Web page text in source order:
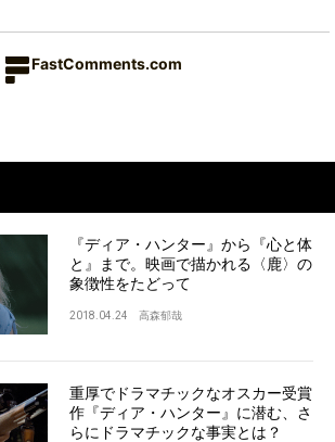
FastComments.com
『ディア・ハンター』から『心と体
と』まで。映画で描かれる〈鹿〉の
象徴性をたどって
2018.04.24 高森郁哉
重厚でドラマチックなオスカー受賞
作『ディア・ハンター』に潜む、さ
らにドラマチックな事実とは？